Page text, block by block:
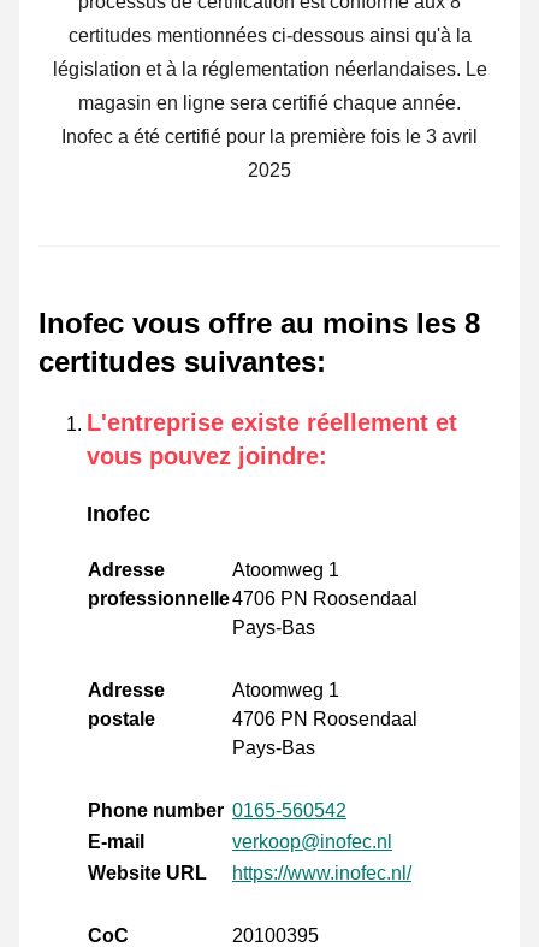
certitudes mentionnées ci-dessous ainsi qu'à la
législation et à la réglementation néerlandaises. Le
magasin en ligne sera certifié chaque année.
Inofec a été certifié pour la première fois le 3 avril
2025
Inofec vous offre au moins les 8
certitudes suivantes:
L'entreprise existe réellement et
vous pouvez joindre:
Inofec
Adresse
professionnelle
Atoomweg 1
4706 PN Roosendaal
Pays-Bas
Adresse
postale
Atoomweg 1
4706 PN Roosendaal
Pays-Bas
Phone number 0165-560542
E-mail
verkoop@inofec.nl
Website URL
https://www.inofec.nl/
CoC
20100395